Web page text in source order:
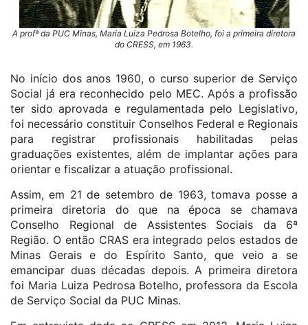
A profª da PUC Minas, Maria Luiza Pedrosa Botelho, foi a primeira diretora
do CRESS, em 1963.
No início dos anos 1960, o curso superior de Serviço
Social já era reconhecido pelo MEC. Após a profissão
ter sido aprovada e regulamentada pelo Legislativo,
foi necessário constituir Conselhos Federal e Regionais
para registrar profissionais habilitadas pelas
graduações existentes, além de implantar ações para
orientar e fiscalizar a atuação profissional.
Assim, em 21 de setembro de 1963, tomava posse a
primeira diretoria do que na época se chamava
Conselho Regional de Assistentes Sociais da 6ª
Região. O então CRAS era integrado pelos estados de
Minas Gerais e do Espírito Santo, que veio a se
emancipar duas décadas depois. A primeira diretora
foi Maria Luiza Pedrosa Botelho, professora da Escola
de Serviço Social da PUC Minas.